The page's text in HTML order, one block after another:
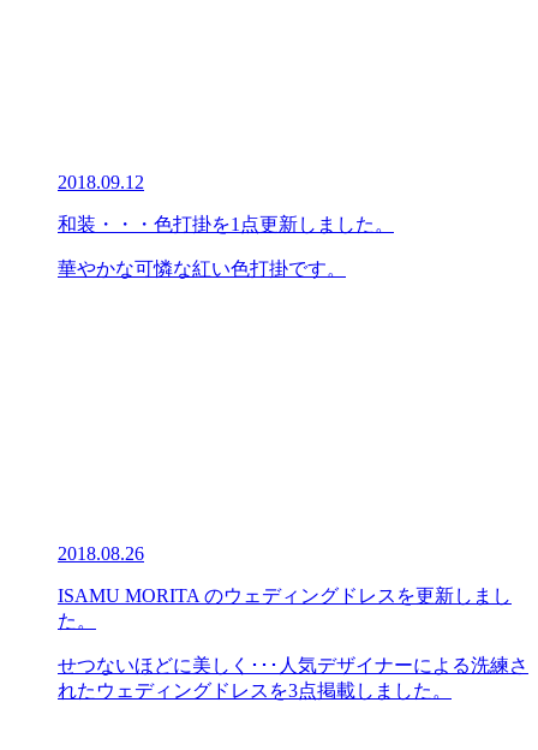
2018.09.12
和装・・・色打掛を1点更新しました。
華やかな可憐な紅い色打掛です。
2018.08.26
ISAMU MORITA のウェディングドレスを更新しまし
た。
せつないほどに美しく･･･人気デザイナーによる洗練さ
れたウェディングドレスを3点掲載しました。